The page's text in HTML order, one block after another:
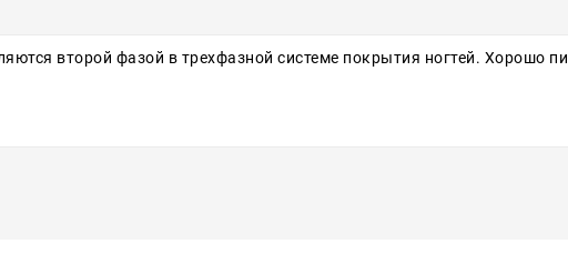
второй фазой в трехфазной системе покрытия ногтей. Хорошо